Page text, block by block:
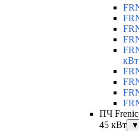
кВт
ПЧ
45 кВт
▼